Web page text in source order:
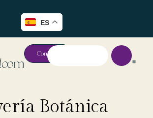
ES
Contacto
Botánica